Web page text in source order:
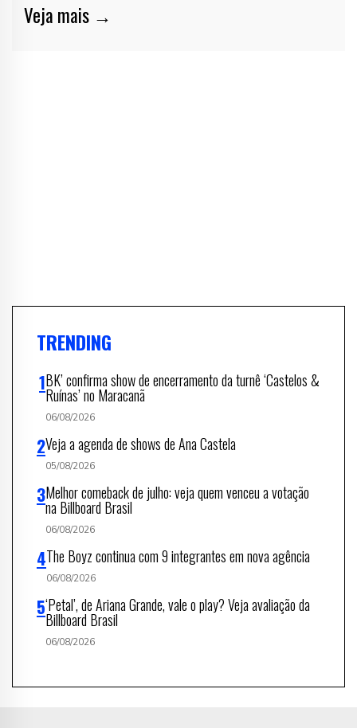
Veja mais →
TRENDING
BK’ confirma show de encerramento da turnê ‘Castelos &
Ruínas’ no Maracanã
06/08/2026
Veja a agenda de shows de Ana Castela
05/08/2026
Melhor comeback de julho: veja quem venceu a votação
na Billboard Brasil
06/08/2026
The Boyz continua com 9 integrantes em nova agência
06/08/2026
‘Petal’, de Ariana Grande, vale o play? Veja avaliação da
Billboard Brasil
06/08/2026